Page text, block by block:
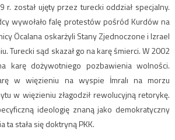
r. został ujęty przez turecki oddział specjalny.
wywołało falę protestów pośród Kurdów na
Öcalana oskarżyli Stany Zjednoczone i Izrael
Turecki sąd skazał go na karę śmierci. W 2002
karę dożywotniego pozbawienia wolności.
w więzieniu na wyspie İmralı na morzu
w więzieniu złagodził rewolucyjną retorykę.
ideologię znaną jako demokratyczny
stała się doktryną PKK.